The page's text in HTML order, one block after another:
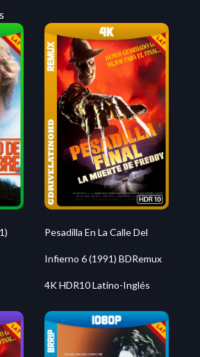
Pesadilla En La Calle Del
Infierno 6 (1991) BDRemux
4K HDR10 Latino-Inglés